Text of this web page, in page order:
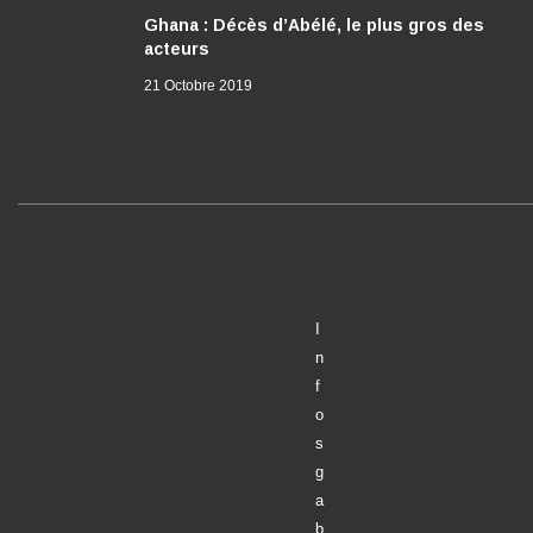
Ghana : Décès d’Abélé, le plus gros des
acteurs
21 Octobre 2019
n
f
o
s
g
a
b